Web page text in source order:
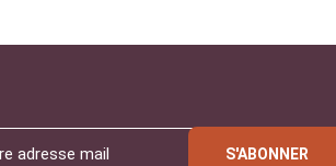
S'ABONNER